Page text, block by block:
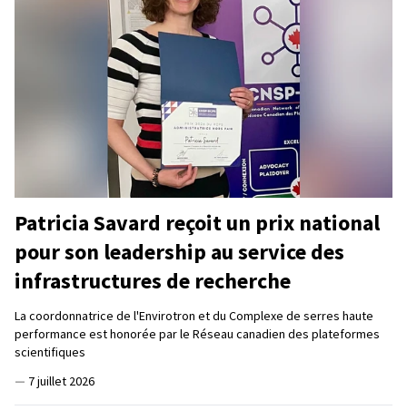
Patricia Savard reçoit un prix national
pour son leadership au service des
infrastructures de recherche
La coordonnatrice de l'Envirotron et du Complexe de serres haute
performance est honorée par le Réseau canadien des plateformes
scientifiques
— 7 juillet 2026